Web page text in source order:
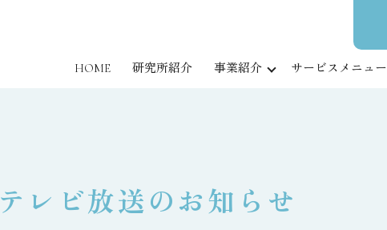
HOME 研究所紹介 事業紹介 サービスメニュー
テレビ放送のお知らせ